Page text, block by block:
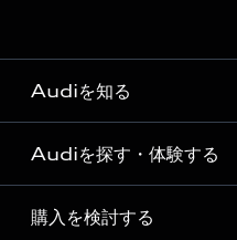
Audiを知る
Audi ブランド
Story of Progress
Audiを探す・体験する
ディーラー検索
購入を検討する